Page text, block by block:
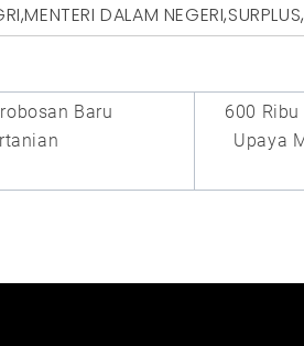
,MENTERI DALAM NEGERI,SURPLUS,
Baru
600
Upaya